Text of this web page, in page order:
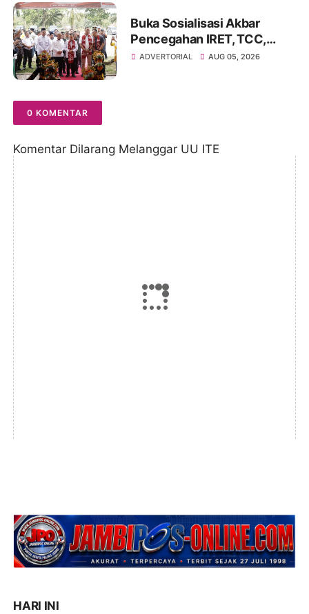
Buka Sosialisasi Akbar
Pencegahan IRET, TCC,
Perundungan, dan Bahaya
ADVERTORIAL AUG 05, 2026
0 KOMENTAR
Komentar Dilarang Melanggar UU ITE
HARI INI